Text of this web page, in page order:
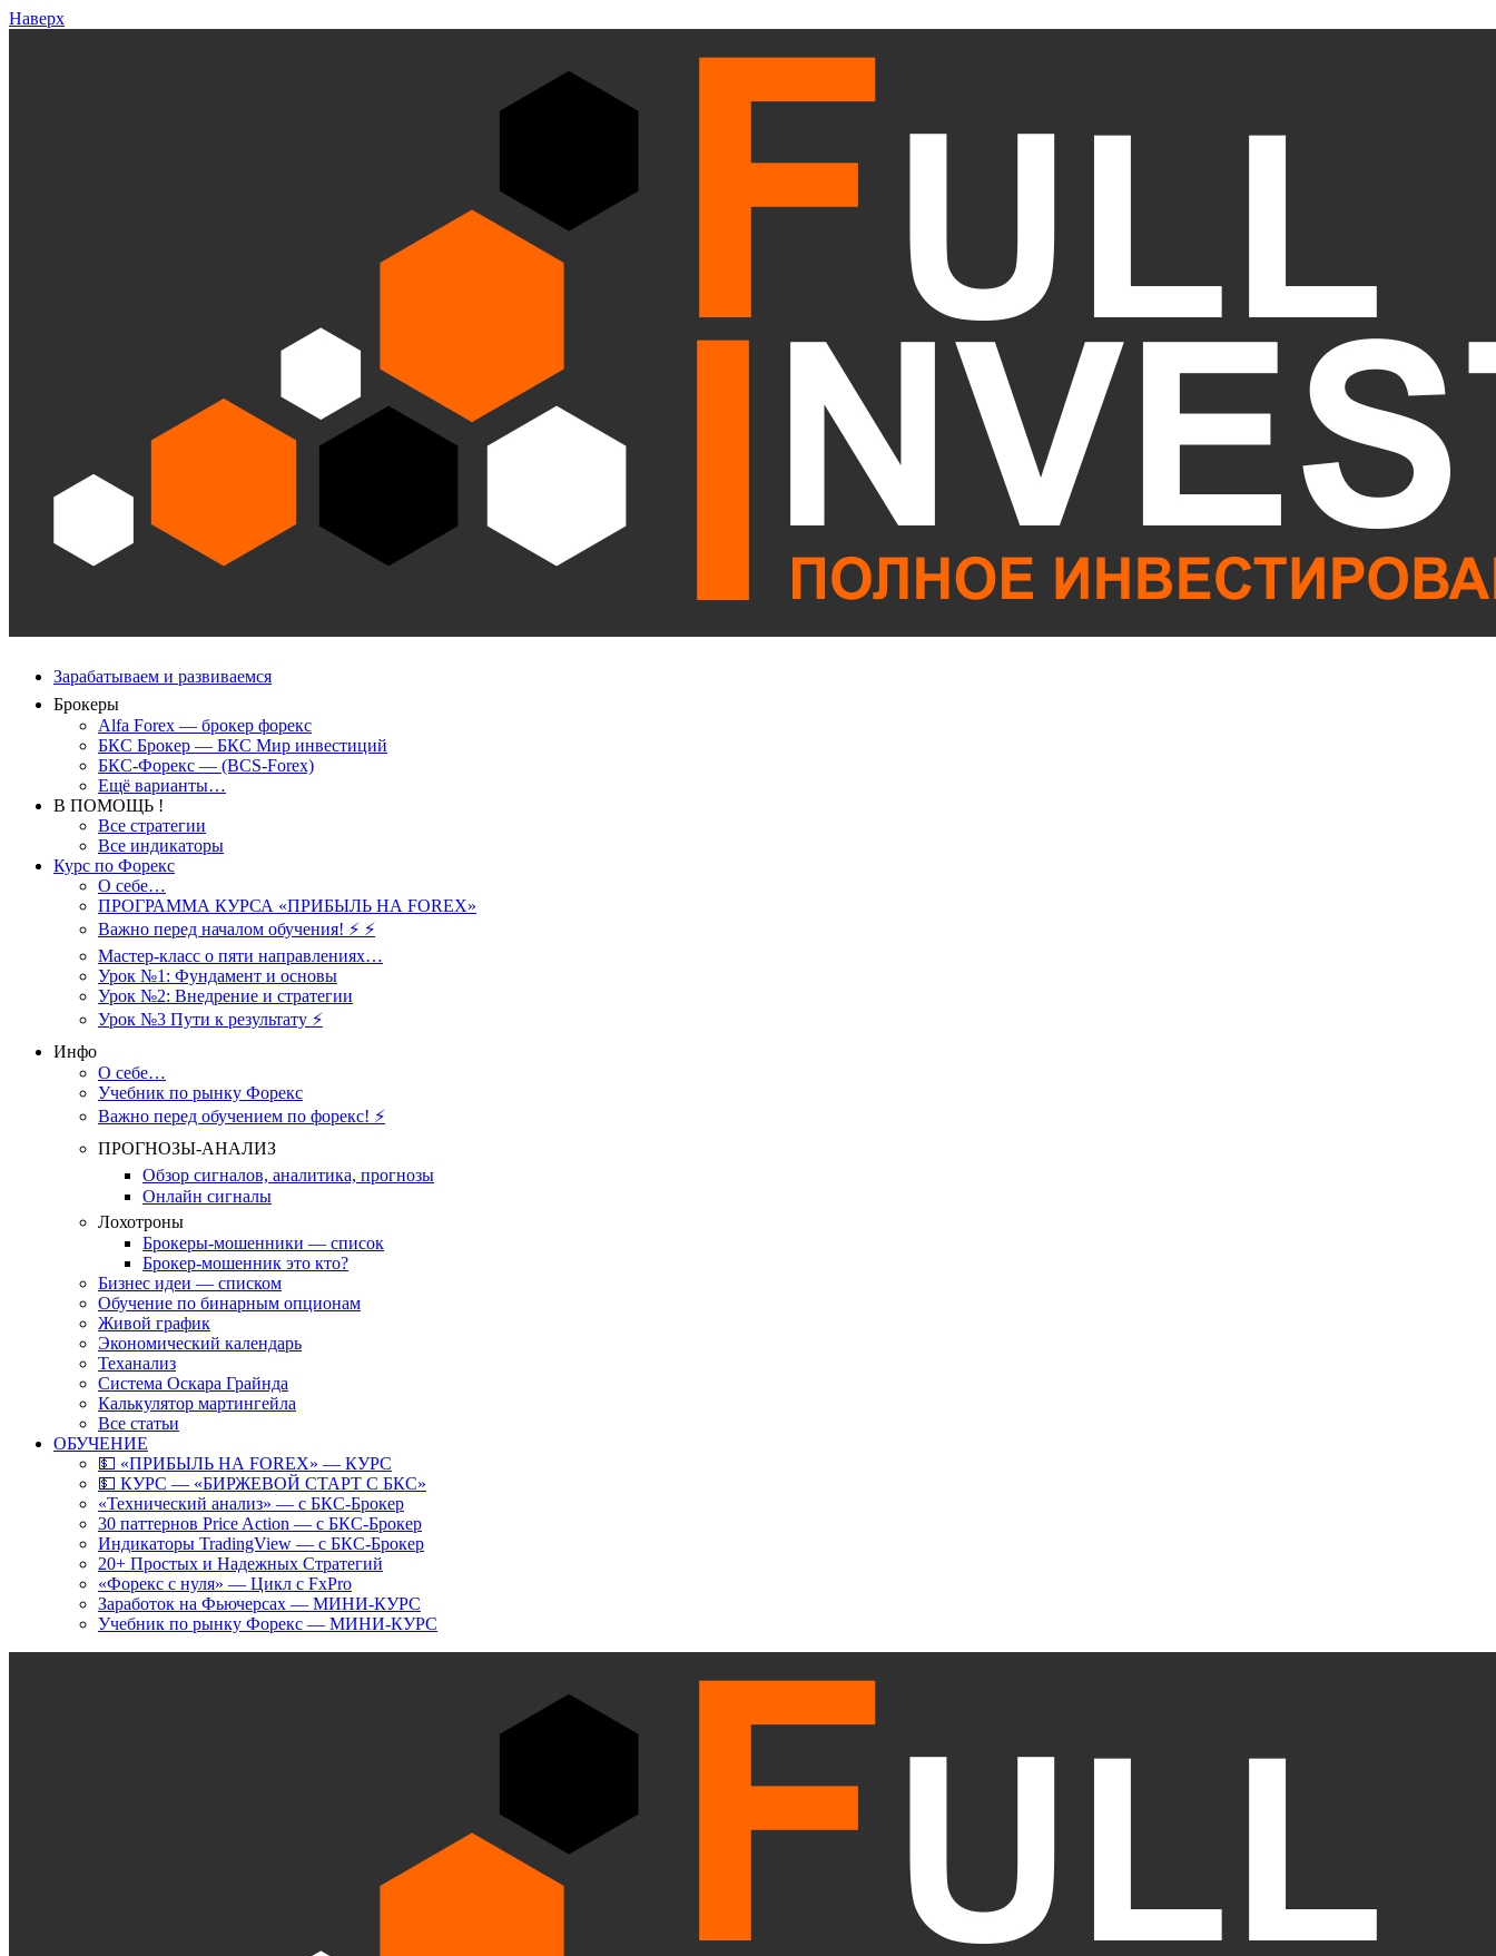
Наверх
Зарабатываем и развиваемся
Брокеры
Alfa Forex — брокер форекс
БКС Брокер — БКС Мир инвестиций
БКС-Форекс — (BCS-Forex)
Ещё варианты…
В ПОМОЩЬ !
Все стратегии
Все индикаторы
Курс по Форекс
О себе…
ПРОГРАММА КУРСА «ПРИБЫЛЬ НА FOREX»
Важно перед началом обучения! ⚡ ⚡
Мастер-класс о пяти направлениях…
Урок №1: Фундамент и основы
Урок №2: Внедрение и стратегии
Урок №3 Пути к результату ⚡️
Инфо
О себе…
Учебник по рынку Форекс
Важно перед обучением по форекс! ⚡
ПРОГНОЗЫ-АНАЛИЗ
Обзор сигналов, аналитика, прогнозы
Онлайн сигналы
Лохотроны
Брокеры-мошенники — список
Брокер-мошенник это кто?
Бизнес идеи — списком
Обучение по бинарным опционам
Живой график
Экономический календарь
Теханализ
Система Оскара Грайнда
Калькулятор мартингейла
Все статьи
ОБУЧЕНИЕ
💵 «ПРИБЫЛЬ НА FOREX» — КУРС
💵 КУРС — «БИРЖЕВОЙ СТАРТ С БКС»
«Технический анализ» — с БКС-Брокер
30 паттернов Price Action — с БКС-Брокер
Индикаторы TradingView — с БКС-Брокер
20+ Простых и Надежных Стратегий
«Форекс с нуля» — Цикл с FxPro
Заработок на Фьючерсах — МИНИ-КУРС
Учебник по рынку Форекс — МИНИ-КУРС